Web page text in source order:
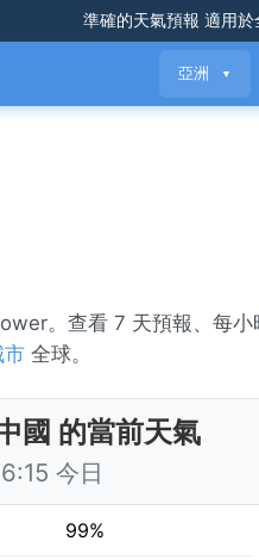
準確的天氣預報 適用於
亞洲 ▼
。查看 7 天預報、每
市 全球。
國 的當前天氣
今日
99%